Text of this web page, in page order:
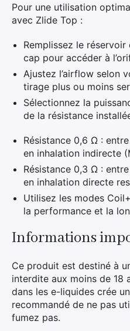
Pour une utilisation
avec Zlide Top :
Remplissez le
cap pour accéder à
Ajustez l’airflow selon
tirage plus ou moins
Sélectionnez la
de la résistance
Résistance 0,6 Ω :
en inhalation indirecte
Résistance 0,3 Ω :
en inhalation directe
Utilisez les modes
la performance et la
Informations
Ce produit est destiné à
interdite aux moins de 18
dans les e-liquides crée
recommandé de ne pas
fumez pas.